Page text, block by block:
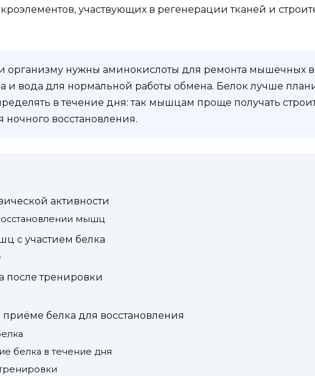
участвующих в регенерации тканей и
организму нужны аминокислоты для ремонта мышечных
и вода для нормальной работы обмена. Белок лучше
в течение дня: так мышцам проще получать
ночного восстановления.
активности
мышц
с участием белка
после тренировки
белка для восстановления
белка в течение дня